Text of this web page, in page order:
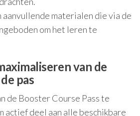
aanvullende materialen die via de
om het leren te
van de
pas
de Booster Course Pass te
actief deel aan alle beschikbare